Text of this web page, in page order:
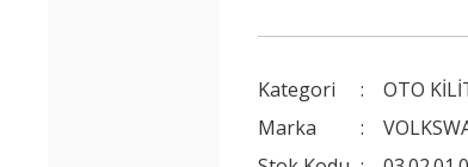
Kategori
OTO
Marka